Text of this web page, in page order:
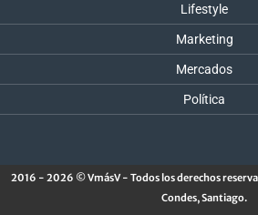
Lifestyle
Marketing
Mercados
Política
2016 - 2026 © VmásV - Todos los derechos
Condes, Santiago.